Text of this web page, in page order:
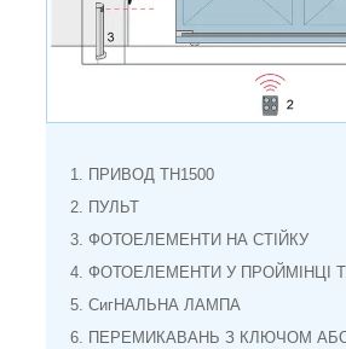
1. ПРИВОД TH1500
2. ПУЛЬТ
3. ФОТОЕЛЕМЕНТИ НА СТІЙКУ
4. ФОТОЕЛЕМЕНТИ У ПРОЙМІНЦІ
5. СигНАЛЬНА ЛАМПА
6. ПЕРЕМИКАВАНЬ З КЛЮЧОМ